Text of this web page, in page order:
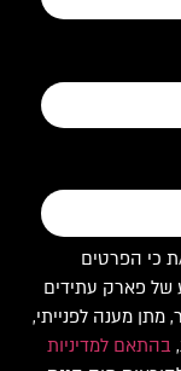
כי הפרטים
של פארק עתידים
מתן מענה לפנייתי,
בהתאם למדיניות